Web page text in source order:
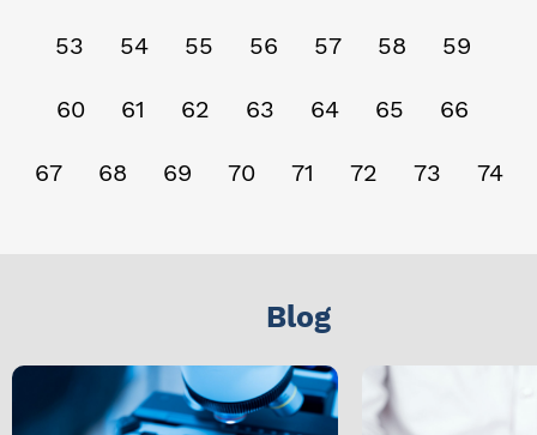
53 54 55 56 57 58 59
60 61 62 63 64 65 66
67 68 69 70 71 72 73 74
Blog